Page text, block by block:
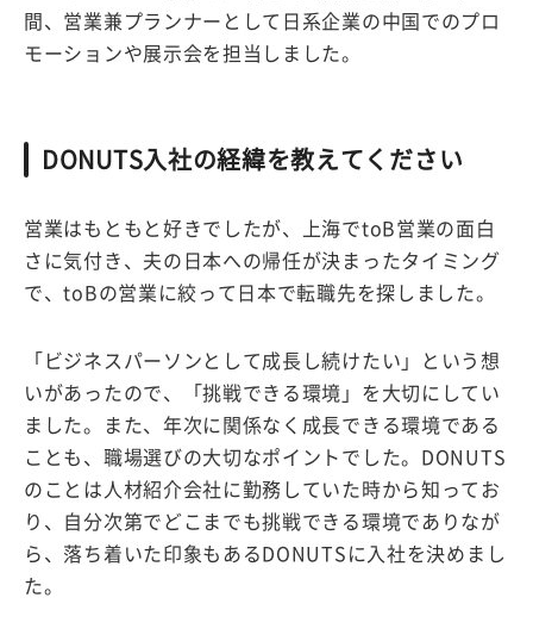
間、営業兼プランナーとして日系企業の中国でのプロ
モーションや展示会を担当しました。
DONUTS入社の経緯を教えてください
営業はもともと好きでしたが、上海でtoB営業の面白
さに気付き、夫の日本への帰任が決まったタイミング
で、toBの営業に絞って日本で転職先を探しました。
「ビジネスパーソンとして成長し続けたい」という想
いがあったので、「挑戦できる環境」を大切にしてい
ました。また、年次に関係なく成長できる環境である
ことも、職場選びの大切なポイントでした。DONUTS
のことは人材紹介会社に勤務していた時から知ってお
り、自分次第でどこまでも挑戦できる環境でありなが
ら、落ち着いた印象もあるDONUTSに入社を決めまし
た。